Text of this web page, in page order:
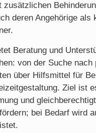
zusätzlichen
deren Angehörige als
Beratung und
von der Suche nach
über Hilfsmittel für
Ziel ist
und
bei Bedarf wird